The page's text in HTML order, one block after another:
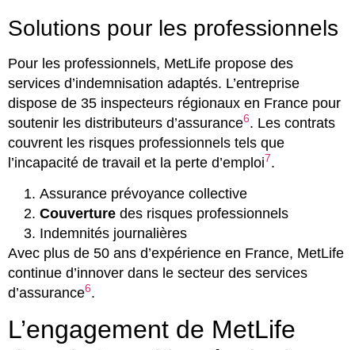
Solutions pour les professionnels
Pour les professionnels, MetLife propose des
services d’indemnisation adaptés. L’entreprise
dispose de 35 inspecteurs régionaux en France pour
soutenir les distributeurs d’assurance6. Les contrats
couvrent les risques professionnels tels que
l’incapacité de travail et la perte d’emploi7.
Assurance prévoyance collective
Couverture des risques professionnels
Indemnités journalières
Avec plus de 50 ans d’expérience en France, MetLife
continue d’innover dans le secteur des services
d’assurance6.
L’engagement de MetLife